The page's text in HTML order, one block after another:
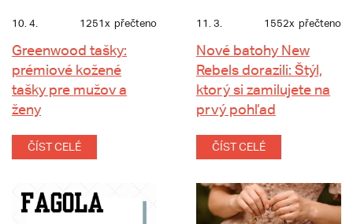
10. 4. 1251x přečteno
Greenwood tašky:
prémiové kožené
tašky pre mužov a
ženy
ČÍST CELÉ
11. 3. 1552x přečteno
Nové batohy New
Rebels dorazili: Štýl,
ktorý si zamilujete na
prvý pohľad
ČÍST CELÉ